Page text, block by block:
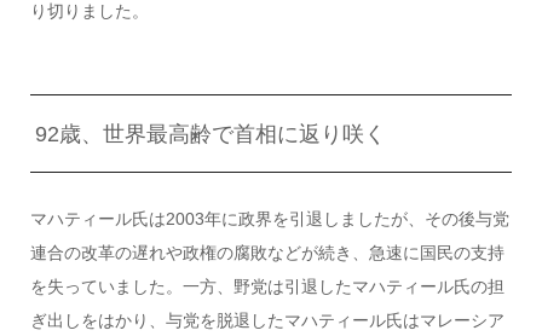
り切りました。
92歳、世界最高齢で首相に返り咲く
マハティール氏は2003年に政界を引退しましたが、その後与党
連合の改革の遅れや政権の腐敗などが続き、急速に国民の支持
を失っていました。一方、野党は引退したマハティール氏の担
ぎ出しをはかり、与党を脱退したマハティール氏はマレーシア